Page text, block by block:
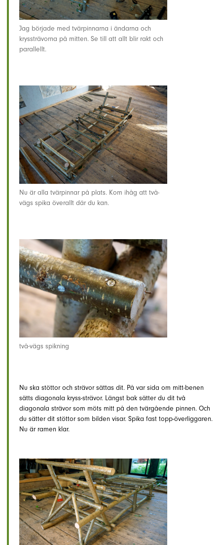
Jag började med tvärpinnarna i ändarna och
kryssträvorna på mitten. Se till att allt blir rakt och
parallellt.
Nu är alla tvärpinnar på plats. Kom ihåg att två-
vägs spika överallt där du kan.
två-vägs spikning
Nu ska stöttor och strävor sättas dit. På var sida om mitt-benen
sätts diagonala kryss-strävor. Längst bak sätter du dit två
diagonala strävor som möts mitt på den tvärgående pinnen. Och
du sätter dit stöttor som bilden visar. Spika fast topp-överliggaren.
Nu är ramen klar.